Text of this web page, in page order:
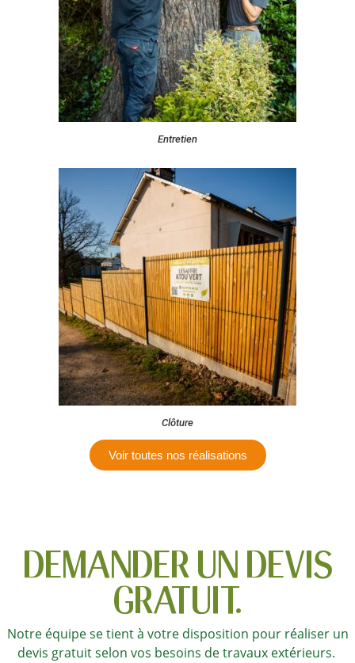
Entretien
Clôture
Voir toutes nos réalisations
DEMANDER UN DEVIS
GRATUIT.
Notre équipe se tient à votre disposition pour réaliser un
devis gratuit selon vos besoins de travaux extérieurs.